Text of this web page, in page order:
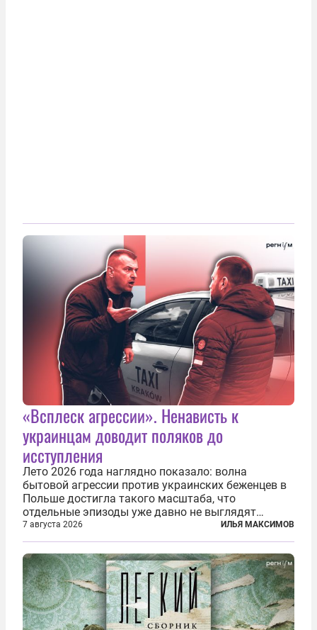
«Всплеск агрессии». Ненависть к
украинцам доводит поляков до
исступления
Лето 2026 года наглядно показало: волна
бытовой агрессии против украинских беженцев в
Польше достигла такого масштаба, что
отдельные эпизоды уже давно не выглядят
случайными. Поляки, судя по происходящему,
буквально теряют рассудок от ненависти к
украинским беженцам, и каждый новый случай
по-своему...
7 августа 2026 ИЛЬЯ МАКСИМОВ